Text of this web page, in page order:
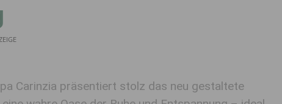
Carinzia präsentiert stolz das neu gestaltete